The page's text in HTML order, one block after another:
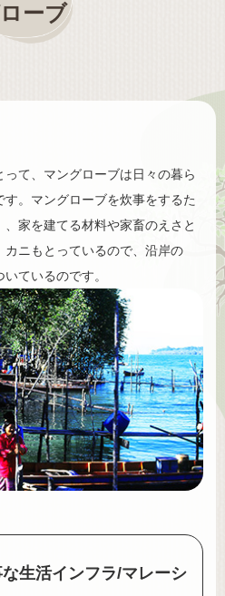
ーブ
て、マングローブは日々の暮ら
す。マングローブを炊事をするた
家を建てる材料や家畜のえさと
カニもとっているので、沿岸の
ているのです。
生活インフラ/マレーシ